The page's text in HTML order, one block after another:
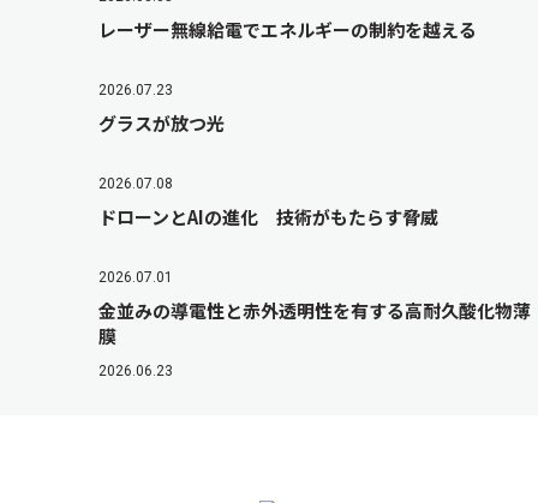
レーザー無線給電でエネルギーの制約を越える
2026.07.23
グラスが放つ光
2026.07.08
ドローンとAIの進化 技術がもたらす脅威
2026.07.01
金並みの導電性と赤外透明性を有する高耐久酸化物薄
膜
2026.06.23